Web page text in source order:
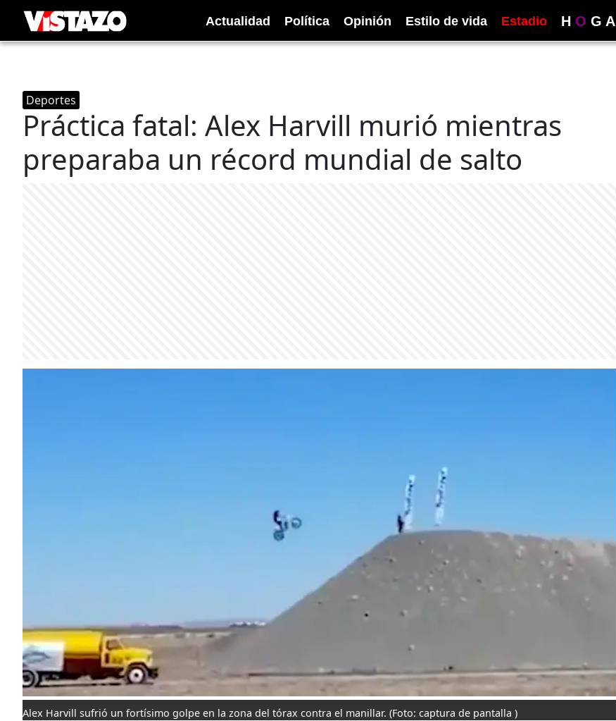
Actualidad Política Opinión Estilo de vida Estadio H O G A
Deportes
Práctica fatal: Alex Harvill murió mientras
preparaba un récord mundial de salto
Alex Harvill sufrió un fortísimo golpe en la zona del tórax contra el manillar. (Foto: captura de pantalla )